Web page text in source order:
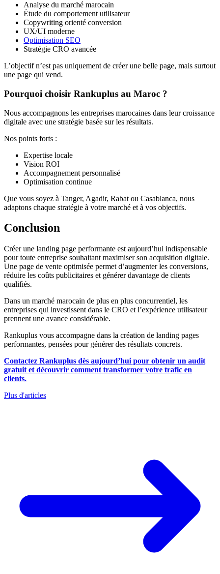
Analyse du marché marocain
Étude du comportement utilisateur
Copywriting orienté conversion
UX/UI moderne
Optimisation SEO
Stratégie CRO avancée
L’objectif n’est pas uniquement de créer une belle page, mais surtout
une page qui vend.
Pourquoi choisir Rankuplus au Maroc ?
Nous accompagnons les entreprises marocaines dans leur croissance
digitale avec une stratégie basée sur les résultats.
Nos points forts :
Expertise locale
Vision ROI
Accompagnement personnalisé
Optimisation continue
Que vous soyez à Tanger, Agadir, Rabat ou Casablanca, nous
adaptons chaque stratégie à votre marché et à vos objectifs.
Conclusion
Créer une landing page performante est aujourd’hui indispensable
pour toute entreprise souhaitant maximiser son acquisition digitale.
Une page de vente optimisée permet d’augmenter les conversions,
réduire les coûts publicitaires et générer davantage de clients
qualifiés.
Dans un marché marocain de plus en plus concurrentiel, les
entreprises qui investissent dans le CRO et l’expérience utilisateur
prennent une avance considérable.
Rankuplus vous accompagne dans la création de landing pages
performantes, pensées pour générer des résultats concrets.
Contactez Rankuplus dès aujourd’hui pour obtenir un audit
gratuit et découvrir comment transformer votre trafic en
clients.
Plus d'articles